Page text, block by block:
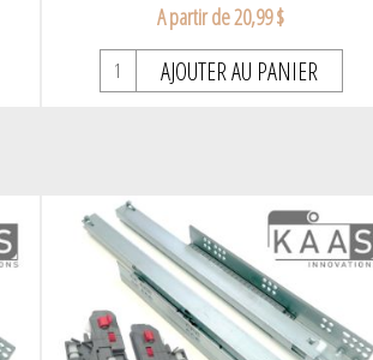
A partir de 20,99 $
AJOUTER AU PANIER